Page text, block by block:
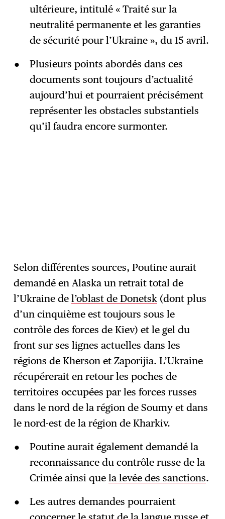
ultérieure, intitulé « Traité sur la
neutralité permanente et les garanties
de sécurité pour l’Ukraine », du 15 avril.
Plusieurs points abordés dans ces
documents sont toujours d’actualité
aujourd’hui et pourraient précisément
représenter les obstacles substantiels
qu’il faudra encore surmonter.
Selon différentes sources, Poutine aurait
demandé en Alaska un retrait total de
l’Ukraine del’oblast de Donetsk (dont plus
d’un cinquième est toujours sous le
contrôle des forces de Kiev) et le gel du
front sur ses lignes actuelles dans les
régions de Kherson et Zaporijia. L’Ukraine
récupérerait en retour les poches de
territoires occupées par les forces russes
dans le nord de la région de Soumy et dans
le nord-est de la région de Kharkiv.
Poutine aurait également demandé la
reconnaissance du contrôle russe de la
Crimée ainsi que la levée des sanctions.
Les autres demandes pourraient